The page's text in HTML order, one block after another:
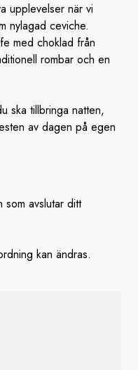
upplevelser när vi
nylagad ceviche.
med choklad från
rombar och en
ska tillbringa natten,
av dagen på egen
avslutar ditt
kan ändras.